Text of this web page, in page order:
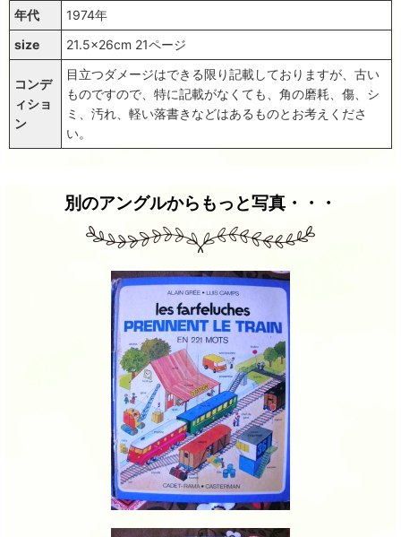
年代
1974年
size
21.5x26cm 21ページ
コンデ
ィショ
ン
目立つダメージはできる限り記載しておりますが、古い
ものですので、特に記載がなくても、角の磨耗、傷、シ
ミ、汚れ、軽い落書きなどはあるものとお考えくださ
い。
別のアングルからもっと写真・・・